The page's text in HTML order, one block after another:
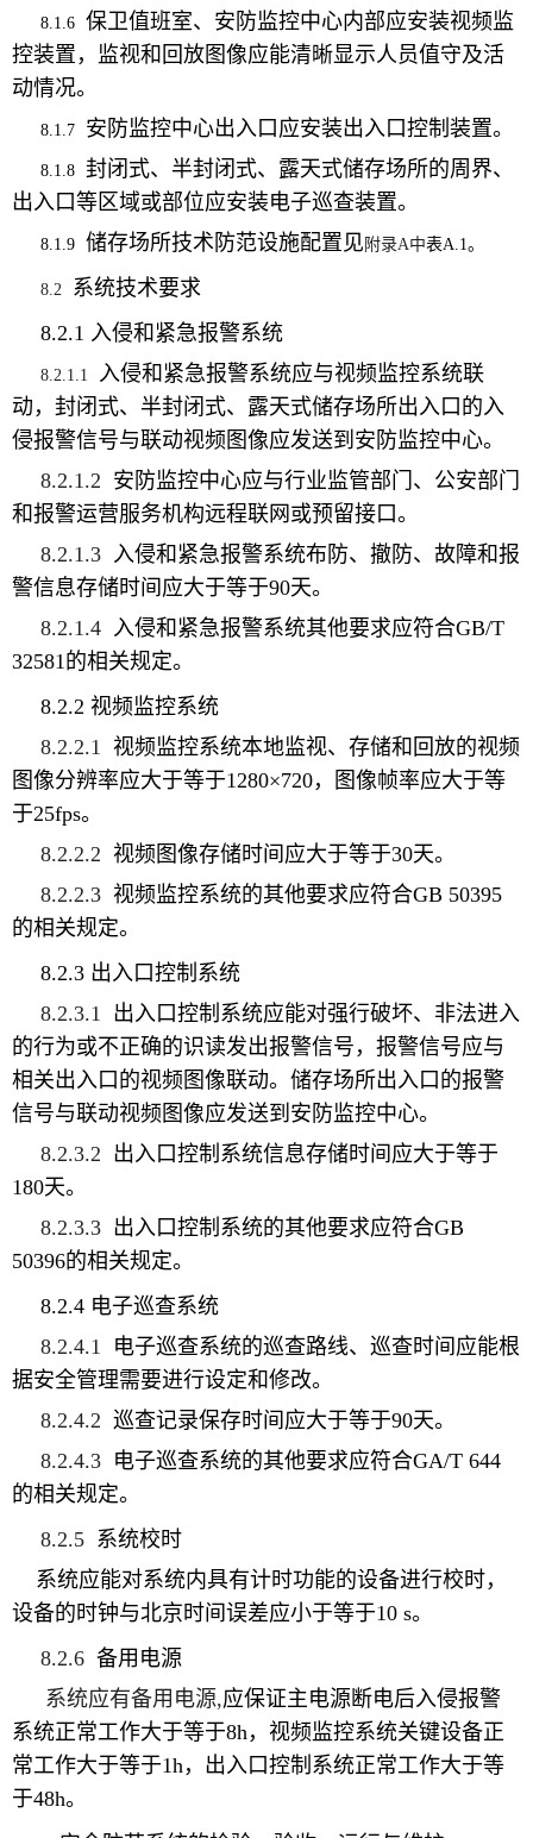
8.1.6 保卫值班室、安防监控中心内部应安装视频监
控装置，监视和回放图像应能清晰显示人员值守及活
动情况。
8.1.7 安防监控中心出入口应安装出入口控制装置。
8.1.8 封闭式、半封闭式、露天式储存场所的周界、
出入口等区域或部位应安装电子巡查装置。
8.1.9 储存场所技术防范设施配置见 附录A中表A.1。
8.2
系统技术要求
8.2.1 入侵和紧急报警系统
8.2.1.1
入侵和紧急报警系统应与视频监控系统联
动， 封闭式、半封闭式、露天式储存场所出入口 的入
侵报警信号与联动视频图像应发送到安防监控中心。
8.2.1.2 安防监控中心应与行业监管部门、公安部门
和报警运营服务机构远程联网或预留接口。
8.2.1.3 入侵和紧急报警系统布防、撤防、故障和报
警信息存储时间应大于等于90天。
8.2.1.4 入侵和紧急报警系统其他要求应符合GB/T
32581的相关规定。
8.2.2 视频监控系统
8.2.2.1 视频监控系统本地监视、存储和回放的视频
图像分辨率应大于等于1280×720，图像帧率应大于等
于25fps。
8.2.2.2 视频 图像存储时间应大于等于30天。
8.2.2.3 视频监控系统的其他要求应符合GB 50395
的相关规定。
8.2.3 出入口控制系统
8.2.3.1 出入口控制系统应能对强行破坏、非法进入
的行为或不正确的识读发出报警信号，报警信号应与
相关出入口的视频图像联动。 储存场所出入口 的报警
信号与联动视频图像应发送到安防监控中心。
8.2.3.2 出入口控制系统信息存储时间应大于等于
180天。
8.2.3.3 出入口控制系统的其他要求应符合GB
50396的相关规定。
8.2.4 电子巡查系统
8.2.4.1
电子巡查系统的巡查路线、巡查时间应能根
据安全管理需要进行设定和修改。
8.2.4.2 巡查记录保存时间应大于等于90天。
8.2.4.3 电子巡查系统的其他要求应符合GA/T 644
的相关规定。
8.2.5 系统校时
系统应能对系统内具有计时功能的设备进行校时，
设备的时钟与北京时间误差应小于等于10 s。
8.2.6 备用电源
系统应有备用电源,应保证主电源断电后入侵报警
系统正常工作大于等于8h，视频监控系统关键设备正
常工作大于等于1h，出入口控制系统正常工作大于等
于48h。